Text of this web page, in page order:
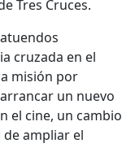
Tres Cruces.
cruzada en el
misión por
un nuevo
el cine, un cambio
ampliar el